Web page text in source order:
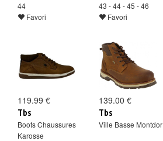
44
Favori
43 - 44 - 45 - 46
Favori
119.99 €
Tbs
Boots Chaussures
Karosse
139.00 €
Tbs
Ville Basse Montdor